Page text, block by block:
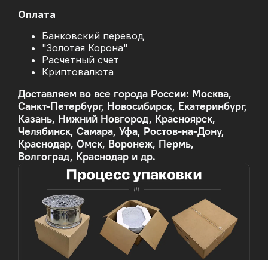
Оплата
Банковский перевод
"Золотая Корона"
Расчетный счет
Криптовалюта
Доставляем во все города России: Москва,
Санкт-Петербург, Новосибирск, Екатеринбург,
Казань, Нижний Новгород, Красноярск,
Челябинск, Самара, Уфа, Ростов-на-Дону,
Краснодар, Омск, Воронеж, Пермь,
Волгоград, Краснодар и др.